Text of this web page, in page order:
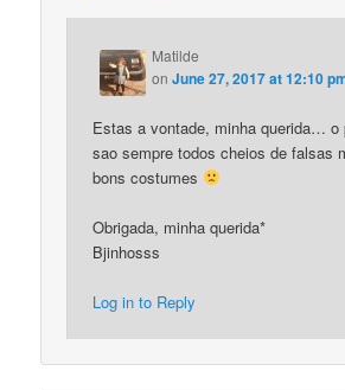
Matilde
onJune 27, 2017 at 12:10
Estas a vontade, minha querida… o
sao sempre todos cheios de falsas
bons costumes
Obrigada, minha querida*
Bjinhosss
Log in to Reply